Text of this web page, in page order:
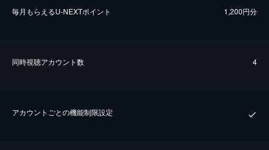
毎⽉もらえるU-NEXTポイント 1,200円分
同時視聴アカウント数 4
アカウントごとの機能制限設定